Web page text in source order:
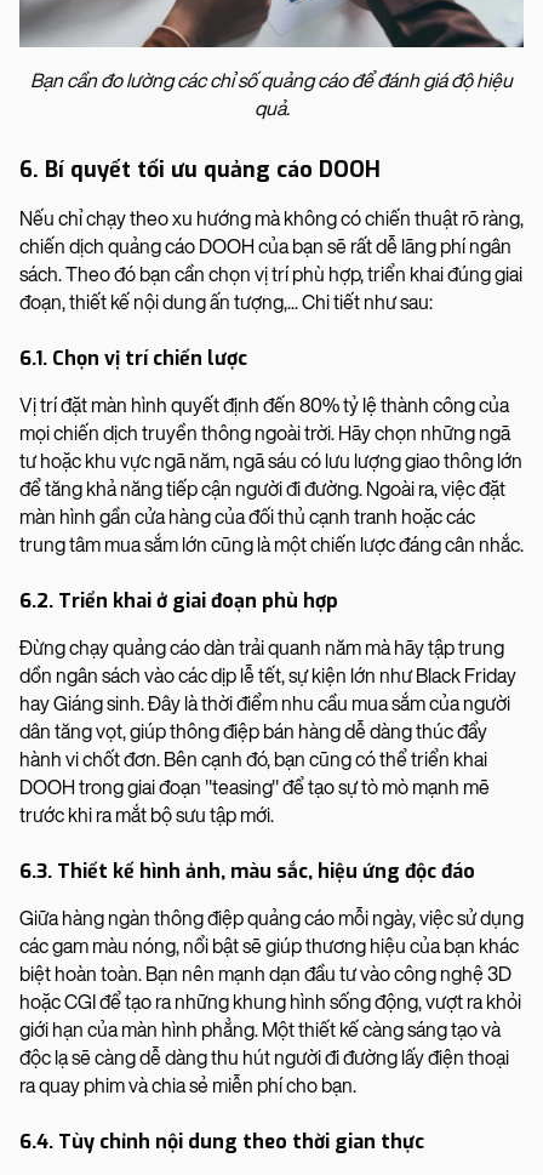
Bạn cần đo lường các chỉ số quảng cáo để đánh giá độ hiệu
quả.
6. Bí quyết tối ưu quảng cáo DOOH
Nếu chỉ chạy theo xu hướng mà không có chiến thuật rõ ràng,
chiến dịch quảng cáo DOOH của bạn sẽ rất dễ lãng phí ngân
sách. Theo đó bạn cần chọn vị trí phù hợp, triển khai đúng giai
đoạn, thiết kế nội dung ấn tượng,... Chi tiết như sau:
6.1. Chọn vị trí chiến lược
Vị trí đặt màn hình quyết định đến 80% tỷ lệ thành công của
mọi chiến dịch truyền thông ngoài trời. Hãy chọn những ngã
tư hoặc khu vực ngã năm, ngã sáu có lưu lượng giao thông lớn
để tăng khả năng tiếp cận người đi đường. Ngoài ra, việc đặt
màn hình gần cửa hàng của đối thủ cạnh tranh hoặc các
trung tâm mua sắm lớn cũng là một chiến lược đáng cân nhắc.
6.2. Triển khai ở giai đoạn phù hợp
Đừng chạy quảng cáo dàn trải quanh năm mà hãy tập trung
dồn ngân sách vào các dịp lễ tết, sự kiện lớn như Black Friday
hay Giáng sinh. Đây là thời điểm nhu cầu mua sắm của người
dân tăng vọt, giúp thông điệp bán hàng dễ dàng thúc đẩy
hành vi chốt đơn. Bên cạnh đó, bạn cũng có thể triển khai
DOOH trong giai đoạn "teasing" để tạo sự tò mò mạnh mẽ
trước khi ra mắt bộ sưu tập mới.
6.3. Thiết kế hình ảnh, màu sắc, hiệu ứng độc đáo
Giữa hàng ngàn thông điệp quảng cáo mỗi ngày, việc sử dụng
các gam màu nóng, nổi bật sẽ giúp thương hiệu của bạn khác
biệt hoàn toàn. Bạn nên mạnh dạn đầu tư vào công nghệ 3D
hoặc CGI để tạo ra những khung hình sống động, vượt ra khỏi
giới hạn của màn hình phẳng. Một thiết kế càng sáng tạo và
độc lạ sẽ càng dễ dàng thu hút người đi đường lấy điện thoại
ra quay phim và chia sẻ miễn phí cho bạn.
6.4. Tùy chỉnh nội dung theo thời gian thực